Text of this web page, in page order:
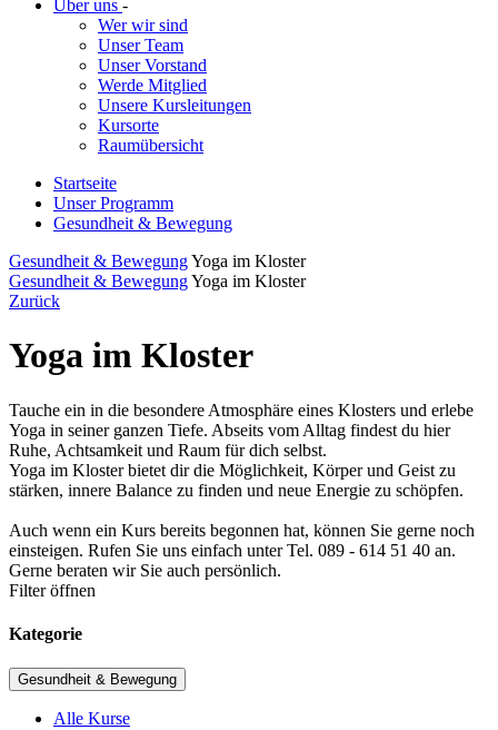
Über uns -
Wer wir sind
Unser Team
Unser Vorstand
Werde Mitglied
Unsere Kursleitungen
Kursorte
Raumübersicht
Startseite
Unser Programm
Gesundheit & Bewegung
Gesundheit & BewegungYoga im Kloster
Gesundheit & BewegungYoga im Kloster
Zurück
Yoga im Kloster
Tauche ein in die besondere Atmosphäre eines Klosters und erlebe
Yoga in seiner ganzen Tiefe. Abseits vom Alltag findest du hier
Ruhe, Achtsamkeit und Raum für dich selbst.
Yoga im Kloster bietet dir die Möglichkeit, Körper und Geist zu
stärken, innere Balance zu finden und neue Energie zu schöpfen.
Auch wenn ein Kurs bereits begonnen hat, können Sie gerne noch
einsteigen. Rufen Sie uns einfach unter Tel. 089 - 614 51 40 an.
Gerne beraten wir Sie auch persönlich.
Filter öffnen
Kategorie
Gesundheit & Bewegung
Alle Kurse